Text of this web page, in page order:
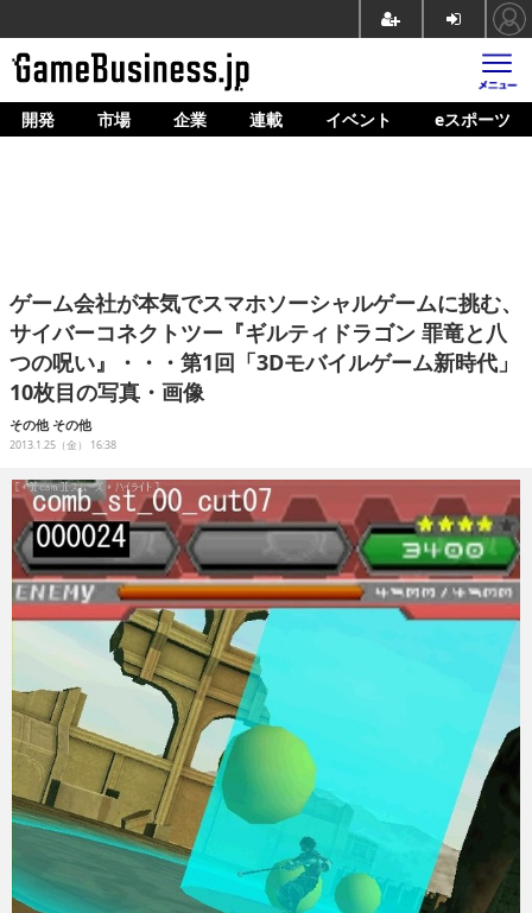
ホーム
企業動向
人材育成
産業政策
イベント/セミナー
eスポーツ
開発 市場 企業 連載 イベント eスポーツ
ゲーム会社が本気でスマホソーシャルゲームに挑む、
サイバーコネクトツー『ギルティドラゴン 罪竜と八
つの呪い』・・・第1回「3Dモバイルゲーム新時代」
10枚目の写真・画像
その他 その他
2013.1.25（金） 16:38